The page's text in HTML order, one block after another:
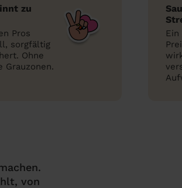
zu
Pros
sorgfältig
Ohne
Grauzonen.
von